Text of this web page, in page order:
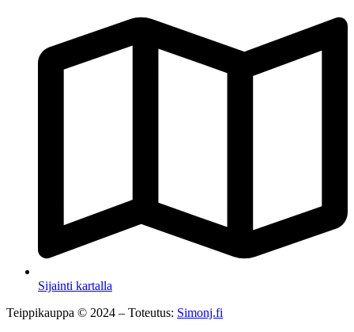
Sijainti kartalla
Teippikauppa © 2024 – Toteutus: Simonj.fi